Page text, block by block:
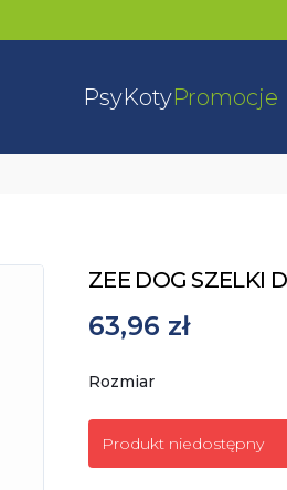
PsyKotyPromocje
ZEE DOG SZELKI
63,96 zł
Rozmiar
Produkt niedostępny